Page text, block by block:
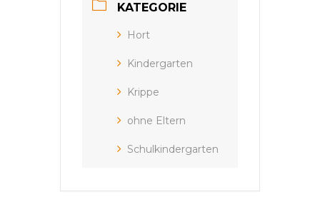
KATEGORIE
Hort
Kindergarten
Krippe
ohne Eltern
Schulkindergarten